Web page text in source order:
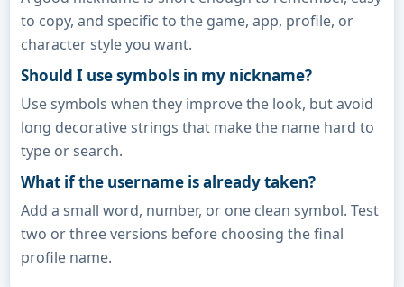
to copy, and specific to the game, app, profile, or
character style you want.
Should I use symbols in my nickname?
Use symbols when they improve the look, but avoid
long decorative strings that make the name hard to
type or search.
What if the username is already taken?
Add a small word, number, or one clean symbol. Test
two or three versions before choosing the final
profile name.